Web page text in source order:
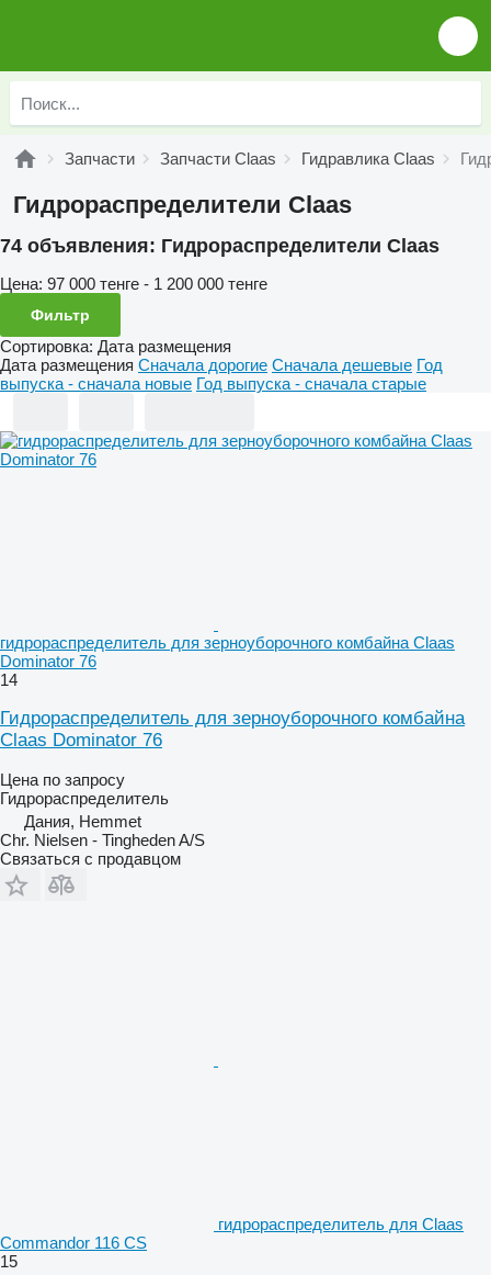
Запчасти Запчасти Claas Гидравлика Claas
Гидрораспределители Claas
74 объявления: Гидрораспределители Claas
Цена: 97 000 тенге - 1 200 000 тенге
Фильтр
Сортировка: Дата размещения
Дата размещения Сначала дорогие Сначала дешевые Год
выпуска - сначала новые Год выпуска - сначала старые
гидрораспределитель для зерноуборочного комбайна Claas
Dominator 76
14
Гидрораспределитель для зерноуборочного комбайна
Claas Dominator 76
Цена по запросу
Гидрораспределитель
Дания, Hemmet
Chr. Nielsen - Tingheden A/S
Связаться с продавцом
гидрораспределитель для Claas
Commandor 116 CS
15